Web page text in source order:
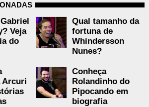
Veja
do
Qual tamanho da
fortuna de
Whindersson
Nunes?
Arcuri
Conheça
Rolandinho do
Pipocando em
biografia